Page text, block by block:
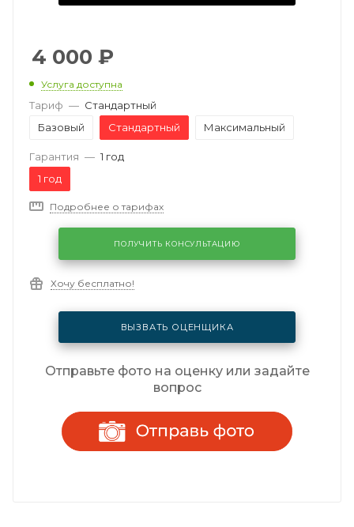
4 000 ₽
Услуга доступна
Тариф — Стандартный
Базовый
Стандартный Максимальный
Гарантия — 1 год
1 год
Подробнее о тарифах
ПОЛУЧИТЬ КОНСУЛЬТАЦИЮ
Хочу бесплатно!
ВЫЗВАТЬ ОЦЕНЩИКА
Отправьте фото на оценку или задайте
вопрос